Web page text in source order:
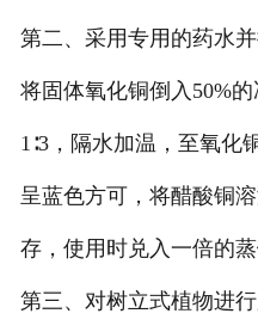
第二、采用专用的药水
将固体氧化铜倒入50%
1∶3，隔水加温，至氧化
呈蓝色方可，将醋酸铜
存，使用时兑入一倍的蒸
第三、对树立式植物进